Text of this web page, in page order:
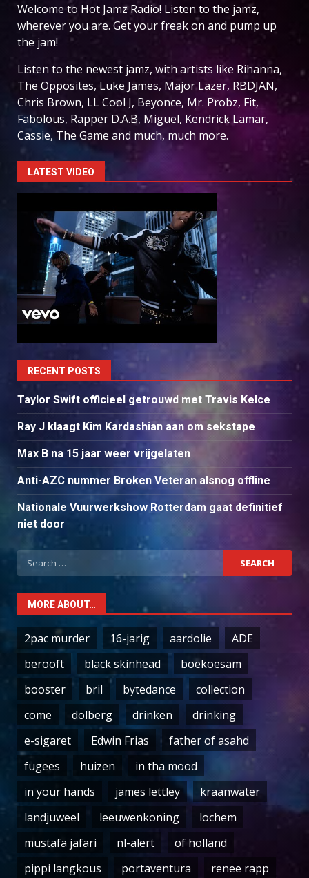
Welcome to Hot Jamz Radio! Listen to the jamz,
wherever you are. Get your freak on and pump up
the jam!
Listen to the newest jamz, with artists like Rihanna,
The Opposites, Luke James, Major Lazer, RBDJAN,
Chris Brown, LL Cool J, Beyonce, Mr. Probz, Fit,
Fabolous, Rapper D.A.B, Miguel, Kendrick Lamar,
Cassie, The Game and much, much more.
LATEST VIDEO
RECENT POSTS
Taylor Swift officieel getrouwd met Travis Kelce
Ray J klaagt Kim Kardashian aan om sekstape
Max B na 15 jaar weer vrijgelaten
Anti-AZC nummer Broken Veteran alsnog offline
Nationale Vuurwerkshow Rotterdam gaat definitief
niet door
Search
for:
MORE ABOUT…
2pac murder 16-jarig aardolie
ADE
berooft
black skinhead
boekoesam
booster
bril bytedance
collection
come
dolberg drinken
drinking
e-sigaret
Edwin Frias
father of asahd
fugees
huizen
in tha mood
in your hands
james lettley
kraanwater
landjuweel
leeuwenkoning
lochem
mustafa jafari
nl-alert
of holland
pippi langkous
portaventura renee rapp